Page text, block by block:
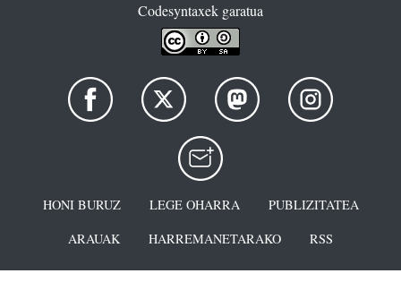
Codesyntaxek garatua
HONI BURUZ LEGE OHARRA
PUBLIZITATEA
ARAUAK
HARREMANETARAKO RSS